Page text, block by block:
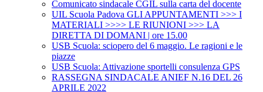
Comunicato sindacale CGIL sulla carta del docente
UIL Scuola Padova GLI APPUNTAMENTI >>> I
MATERIALI >>>> LE RIUNIONI >>> LA
DIRETTA DI DOMANI | ore 15.00
USB Scuola: sciopero del 6 maggio. Le ragioni e le
piazze
USB Scuola: Attivazione sportelli consulenza GPS
RASSEGNA SINDACALE ANIEF N.16 DEL 26
APRILE 2022